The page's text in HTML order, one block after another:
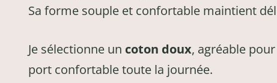
Sa forme souple et confortable maintient
Je sélectionne un coton doux, agréable
port confortable toute la journée.